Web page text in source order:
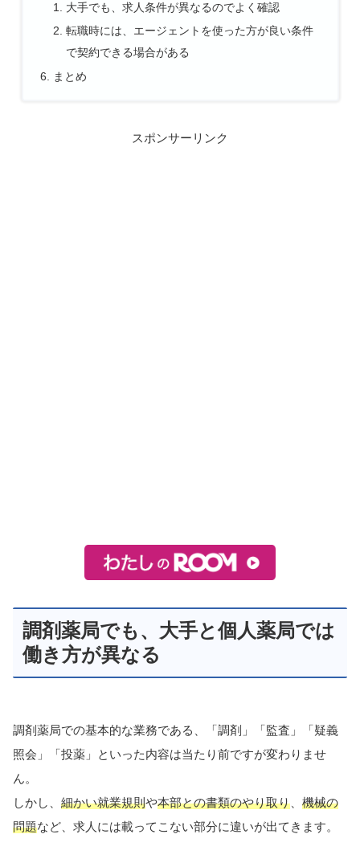
大手でも、求人条件が異なるのでよく確認
転職時には、エージェントを使った方が良い条件
で契約できる場合がある
まとめ
スポンサーリンク
調剤薬局でも、大手と個人薬局では
働き方が異なる
調剤薬局での基本的な業務である、「調剤」「監査」「疑義
照会」「投薬」といった内容は当たり前ですが変わりませ
ん。
しかし、 細かい就業規則や本部との書類のやり取り
機械の
問題など、求人には載ってこない部分に違いが出てきます。